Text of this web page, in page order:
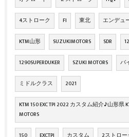
4ストローク FI 東北 エンデュ
KTM山形 SUZUKIMOTORS SDR
1290SUPERDUKER SZUKI MOTORS バ
ミドルクラス 2021
KTM 150 EXC TPI 2022 カスタム紹介♪山形県
MOTORS